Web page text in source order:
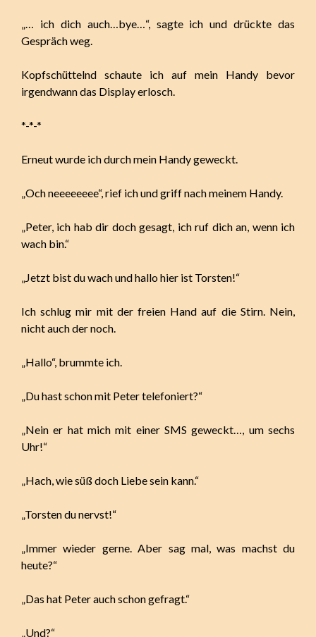
„… ich dich auch…bye…“, sagte ich und drückte das
Gespräch weg.
Kopfschüttelnd schaute ich auf mein Handy bevor
irgendwann das Display erlosch.
*-*-*
Erneut wurde ich durch mein Handy geweckt.
„Och neeeeeeee“, rief ich und griff nach meinem Handy.
„Peter, ich hab dir doch gesagt, ich ruf dich an, wenn ich
wach bin.“
„Jetzt bist du wach und hallo hier ist Torsten!“
Ich schlug mir mit der freien Hand auf die Stirn. Nein,
nicht auch der noch.
„Hallo“, brummte ich.
„Du hast schon mit Peter telefoniert?“
„Nein er hat mich mit einer SMS geweckt…, um sechs
Uhr!“
„Hach, wie süß doch Liebe sein kann.“
„Torsten du nervst!“
„Immer wieder gerne. Aber sag mal, was machst du
heute?“
„Das hat Peter auch schon gefragt.“
„Und?“